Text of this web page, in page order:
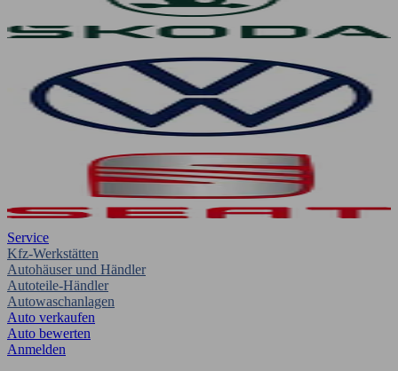
Service
Kfz-Werkstätten
Autohäuser und Händler
Autoteile-Händler
Autowaschanlagen
Auto verkaufen
Auto bewerten
Anmelden